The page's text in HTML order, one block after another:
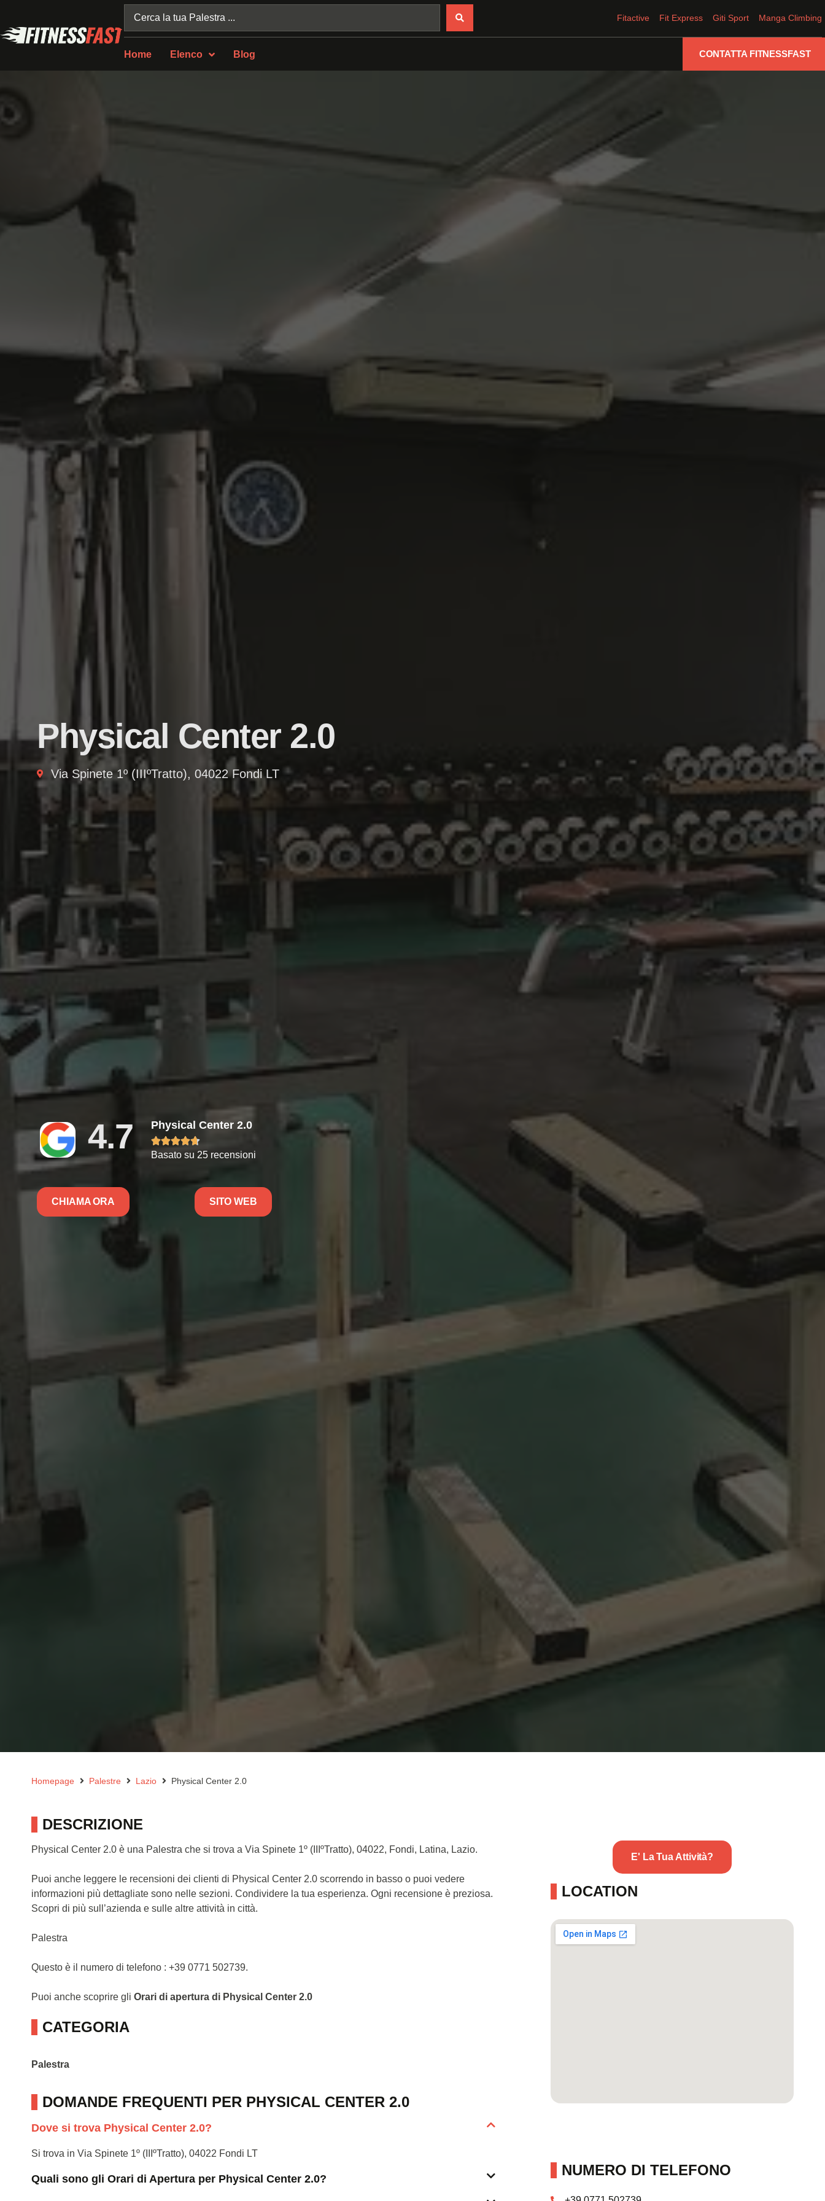
Fitactive Fit Express Giti Sport Manga Climbing
Home Elenco Blog CONTATTA FITNESSFAST
Physical Center 2.0
Via Spinete 1º (IIIºTratto), 04022 Fondi LT
4.7 Physical Center 2.0

Basato su 25 recensioni
CHIAMA ORA SITO WEB
Homepage Palestre Lazio Physical Center 2.0
DESCRIZIONE
Physical Center 2.0 è una Palestra che si trova a Via Spinete 1º (IIIºTratto), 04022, Fondi, Latina, Lazio.
Puoi anche leggere le recensioni dei clienti di Physical Center 2.0 scorrendo in basso o puoi vedere
informazioni più dettagliate sono nelle sezioni. Condividere la tua esperienza. Ogni recensione è preziosa.
Scopri di più sull’azienda e sulle altre attività in città.
Palestra
Questo è il numero di telefono : +39 0771 502739.
Puoi anche scoprire gli Orari di apertura di Physical Center 2.0
CATEGORIA
Palestra
DOMANDE FREQUENTI PER PHYSICAL CENTER 2.0
Dove si trova Physical Center 2.0?
Si trova in Via Spinete 1º (IIIºTratto), 04022 Fondi LT
Quali sono gli Orari di Apertura per Physical Center 2.0?
E' La Tua Attività?
LOCATION
NUMERO DI TELEFONO